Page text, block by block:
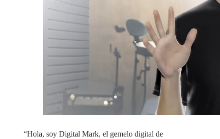
“Hola, soy Digital Mark, el gemelo digital de